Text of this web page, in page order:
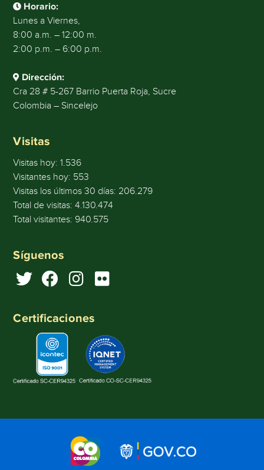
Horario:
Lunes a Viernes,
8:00 a.m. – 12:00 m.
2:00 p.m. – 6:00 p.m.
Dirección:
Cra 28 # 5-267 Barrio Puerta Roja, Sucre
Colombia – Sincelejo
Visitas
Visitas hoy:1.536
Visitantes hoy: 553
Visitas los últimos 30 días: 206.279
Total de visitas:4.130.474
Total visitantes: 940.575
Síguenos
Certificaciones